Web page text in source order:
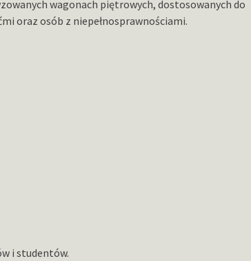
wagonach piętrowych, dostosowanych do
oraz osób z niepełnosprawnościami.
i studentów.